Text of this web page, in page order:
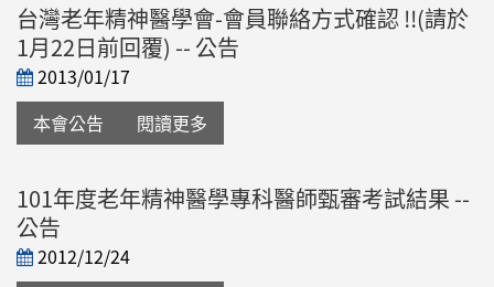
台灣老年精神醫學會-會員聯絡方式確認 !!(請於
1月22日前回覆) -- 公告
2013/01/17
本會公告
閱讀更多
101年度老年精神醫學專科醫師甄審考試結果 --
公告
2012/12/24